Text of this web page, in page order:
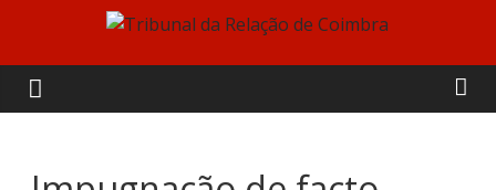
content
Tribunal
da